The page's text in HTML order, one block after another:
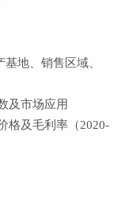
地、销售区域、
及市场应用
格及毛利率（2020-